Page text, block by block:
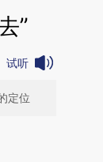
”
试听
定位